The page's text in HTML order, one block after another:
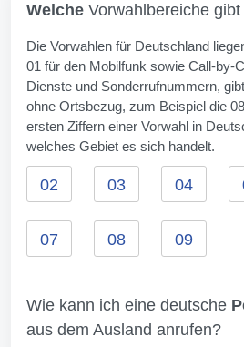
Welche Vorwahlbereiche
Die Vorwahlen für Deutschland
01 für den Mobilfunk sowie Call-by-
Dienste und Sonderrufnummern,
ohne Ortsbezug, zum Beispiel die
ersten Ziffern einer Vorwahl in
welches Gebiet es sich handelt.
02 03 04
07 08 09
Wie kann ich eine deutsche
aus dem Ausland anrufen?